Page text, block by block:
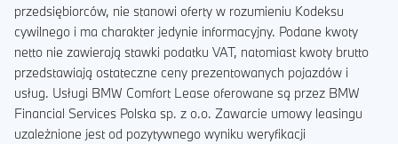
przedsiębiorców, nie stanowi oferty w rozumieniu Kodeksu
cywilnego i ma charakter jedynie informacyjny. Podane kwoty
netto nie zawierają stawki podatku VAT, natomiast kwoty brutto
przedstawiają ostateczne ceny prezentowanych pojazdów i
usług. Usługi BMW Comfort Lease oferowane są przez BMW
Financial Services Polska sp. z o.o. Zawarcie umowy leasingu
uzależnione jest od pozytywnego wyniku weryfikacji